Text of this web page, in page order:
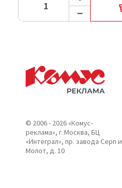
© 2006 - 2026 «Комус-
реклама», г. Москва, БЦ
«Интеграл», пр. завода Серп и
Молот, д. 10